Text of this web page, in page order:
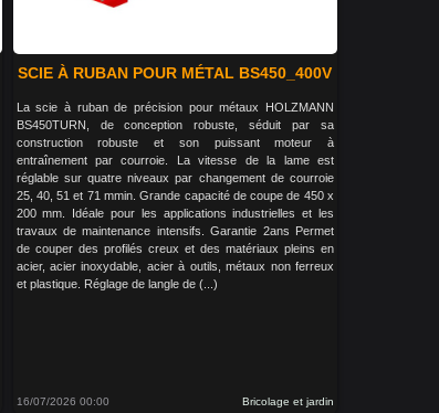
SCIE À RUBAN POUR MÉTAL BS450_400V
La scie à ruban de précision pour métaux HOLZMANN
BS450TURN, de conception robuste, séduit par sa
construction robuste et son puissant moteur à
entraînement par courroie. La vitesse de la lame est
réglable sur quatre niveaux par changement de courroie
25, 40, 51 et 71 mmin. Grande capacité de coupe de 450 x
200 mm. Idéale pour les applications industrielles et les
travaux de maintenance intensifs. Garantie 2ans Permet
de couper des profilés creux et des matériaux pleins en
acier, acier inoxydable, acier à outils, métaux non ferreux
et plastique. Réglage de langle de (...)
16/07/2026 00:00 Bricolage et jardin